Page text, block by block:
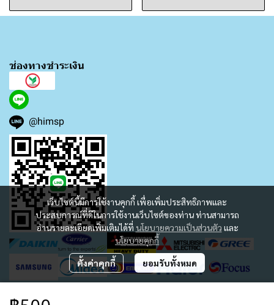
เว็บไซต์นี้มีการใช้งานคุกกี้ เพื่อเพิ่มประสิทธิภาพและ
ประสบการณ์ที่ดีในการใช้งานเว็บไซต์ของท่าน ท่านสามารถ
อ่านรายละเอียดเพิ่มเติมได้ที่ นโยบายความเป็นส่วนตัว และ
นโยบายคุกกี้
ตั้งค่าคุกกี้ ยอมรับทั้งหมด
ช่องทางชำระเงิน
@himsp